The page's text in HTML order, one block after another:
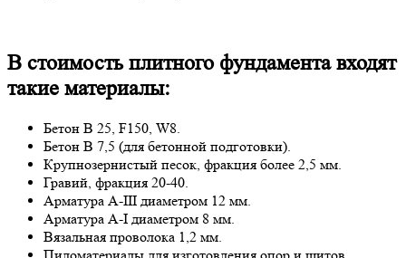
В стоимость плитного фундамента входят
такие материалы:
Бетон В 25, F150, W8.
Бетон В 7,5 (для бетонной подготовки).
Крупнозернистый песок, фракция более 2,5 мм.
Гравий, фракция 20-40.
Арматура А-III диаметром 12 мм.
Арматура А-I диаметром 8 мм.
Вязальная проволока 1,2 мм.